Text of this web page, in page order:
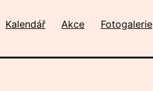
Kalendář Akce Fotogalerie